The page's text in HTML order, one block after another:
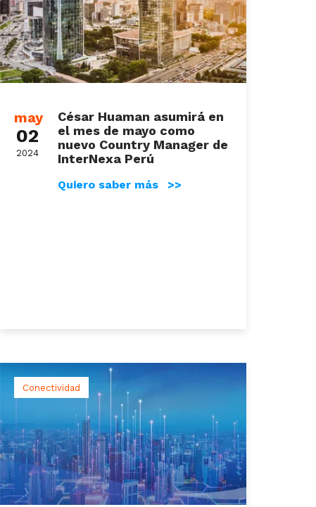
may
02
2024
César Huaman asumirá en
el mes de mayo como
nuevo Country Manager de
InterNexa Perú
Quiero saber más >>
Conectividad